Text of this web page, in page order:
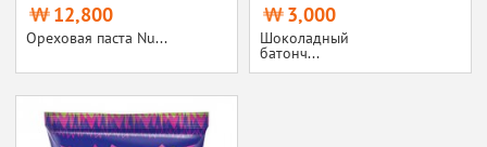
12,800
Ореховая паста Nu...
3,000
Шоколадный
батонч...